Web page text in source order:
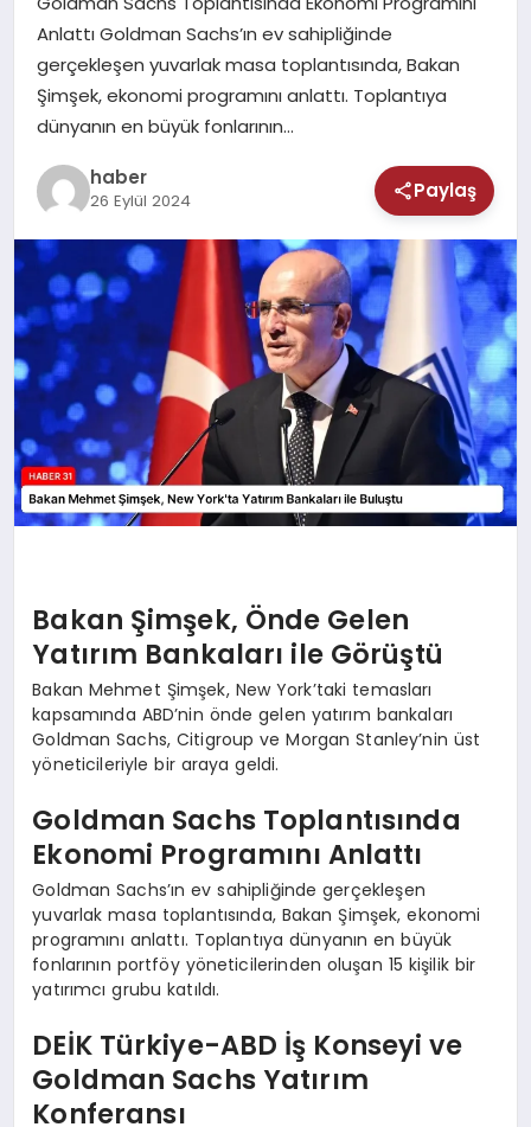
Anlattı Goldman Sachs’ın ev sahipliğinde
gerçekleşen yuvarlak masa toplantısında, Bakan
Şimşek, ekonomi programını anlattı. Toplantıya
dünyanın en büyük fonlarının…
haber
26 Eylül 2024 Paylaş
Bakan Şimşek, Önde Gelen
Yatırım Bankaları ile Görüştü
Bakan Mehmet Şimşek, New York’taki temasları
kapsamında ABD’nin önde gelen yatırım bankaları
Goldman Sachs, Citigroup ve Morgan Stanley’nin üst
yöneticileriyle bir araya geldi.
Goldman Sachs Toplantısında
Ekonomi Programını Anlattı
Goldman Sachs’ın ev sahipliğinde gerçekleşen
yuvarlak masa toplantısında, Bakan Şimşek, ekonomi
programını anlattı. Toplantıya dünyanın en büyük
fonlarının portföy yöneticilerinden oluşan 15 kişilik bir
yatırımcı grubu katıldı.
DEİK Türkiye-ABD İş Konseyi ve
Goldman Sachs Yatırım
Konferansı